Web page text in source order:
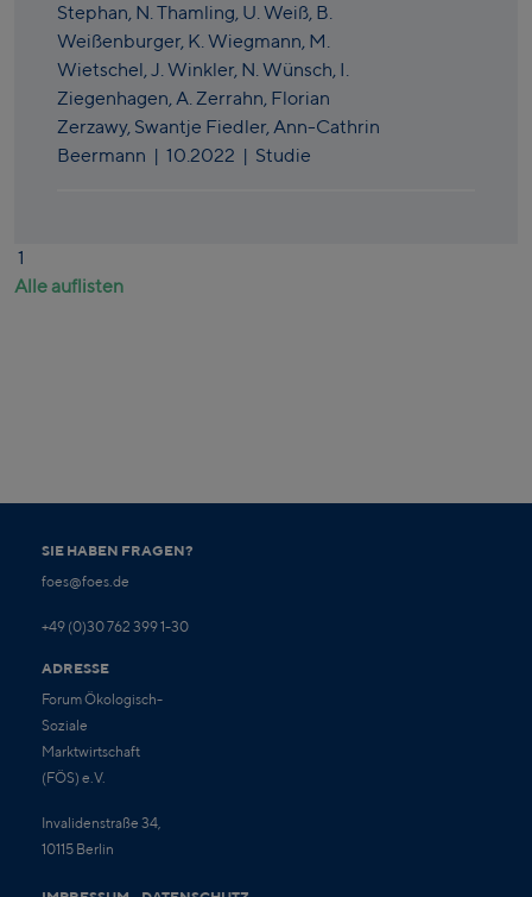
Stephan, N. Thamling, U. Weiß, B.
Weißenburger, K. Wiegmann, M.
Wietschel,J. Winkler, N. Wünsch, I.
Ziegenhagen,A. Zerrahn, Florian
Zerzawy, Swantje Fiedler,Ann-Cathrin
Beermann | 10.2022 | Studie
1
Alle auflisten
SIE HABEN FRAGEN?
foes@foes.de
+49 (0)30 762 399 1-30
ADRESSE
Forum Ökologisch-
Soziale
Marktwirtschaft
(FÖS) e.V.
Invalidenstraße 34,
10115 Berlin